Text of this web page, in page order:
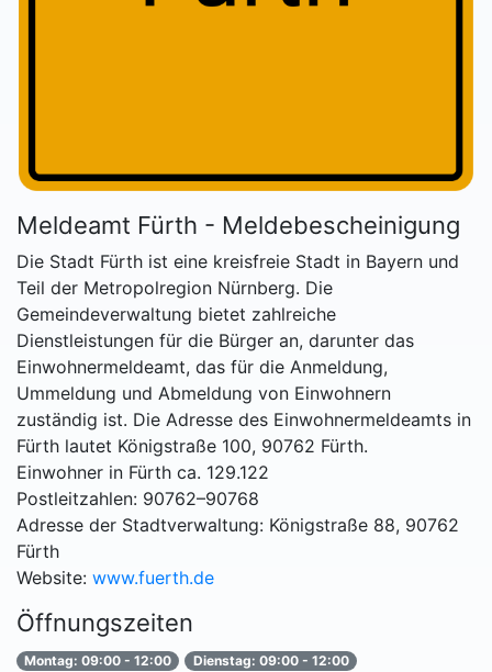
Meldeamt Fürth - Meldebescheinigung
Die Stadt Fürth ist eine kreisfreie Stadt in Bayern und
Teil der Metropolregion Nürnberg. Die
Gemeindeverwaltung bietet zahlreiche
Dienstleistungen für die Bürger an, darunter das
Einwohnermeldeamt, das für die Anmeldung,
Ummeldung und Abmeldung von Einwohnern
zuständig ist. Die Adresse des Einwohnermeldeamts in
Fürth lautet Königstraße 100, 90762 Fürth.
Einwohner in Fürth ca. 129.122
Postleitzahlen: 90762–90768
Adresse der Stadtverwaltung: Königstraße 88, 90762
Fürth
Website: www.fuerth.de
Öffnungszeiten
Montag: 09:00 - 12:00
Dienstag: 09:00 - 12:00